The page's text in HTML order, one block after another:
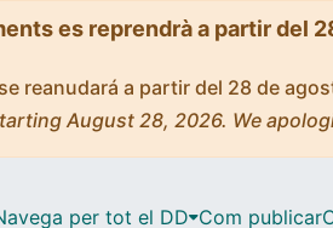
es reprendrà a partir del
reanudará a partir del 28 de
August 28, 2026. We
per tot el DD Com publicar